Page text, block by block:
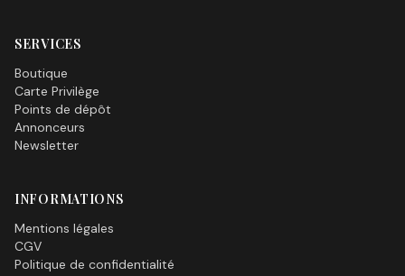
SERVICES
Boutique
Carte Privilège
Points de dépôt
Annonceurs
Newsletter
INFORMATIONS
Mentions légales
CGV
Politique de confidentialité